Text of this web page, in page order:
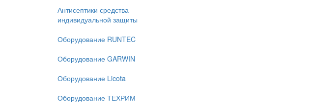
Антисептики средства
индивидуальной защиты
Оборудование RUNTEC
Оборудование GARWIN
Оборудование Licota
Оборудование ТЕХРИМ